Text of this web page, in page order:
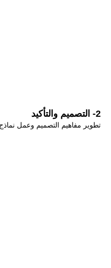
2- التصميم والتأكيد
تطوير مفاهيم التصميم وعمل